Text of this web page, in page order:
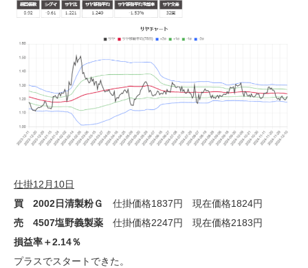
仕掛12月10日
買 2002日清製粉Ｇ
仕掛価格1837円 現在価格1824円
売 4507塩野義製薬 仕掛価格2247円 現在価格2183円
損益率＋2.14％
プラスでスタートできた。